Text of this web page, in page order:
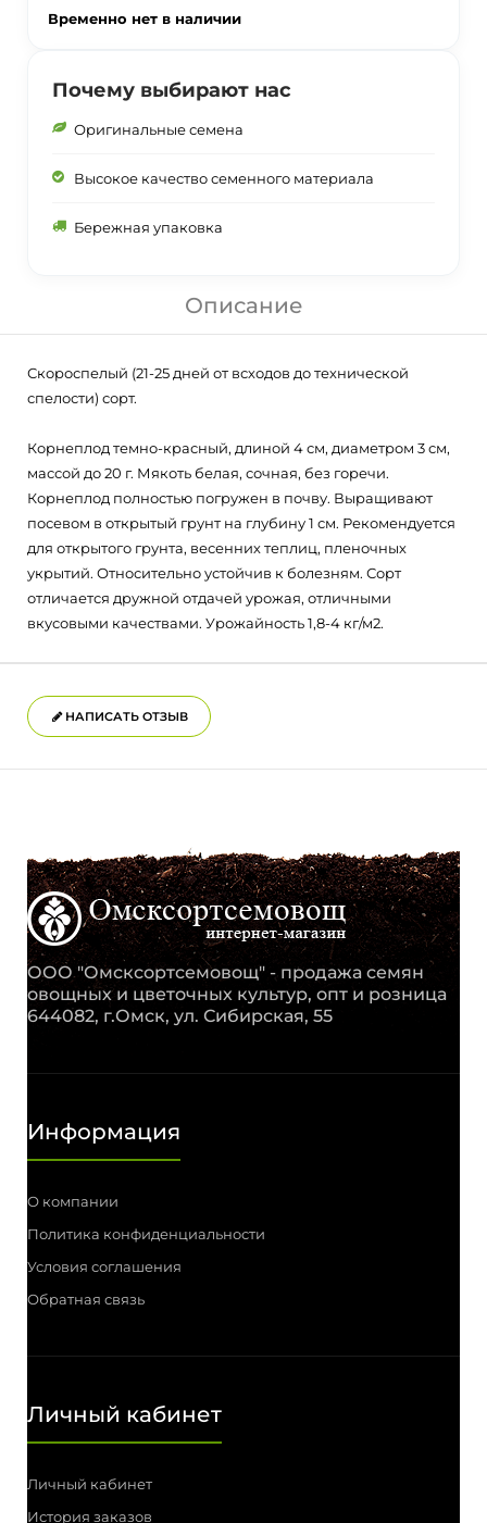
Временно нет в наличии
Почему выбирают нас
Оригинальные семена
Высокое качество семенного материала
Бережная упаковка
Описание
Скороспелый (21-25 дней от всходов до технической
спелости) сорт.
Корнеплод темно-красный, длиной 4 см, диаметром 3 см,
массой до 20 г. Мякоть белая, сочная, без горечи.
Корнеплод полностью погружен в почву. Выращивают
посевом в открытый грунт на глубину 1 см. Рекомендуется
для открытого грунта, весенних теплиц, пленочных
укрытий. Относительно устойчив к болезням. Сорт
отличается дружной отдачей урожая, отличными
вкусовыми качествами. Урожайность 1,8-4 кг/м2.
НАПИСАТЬ ОТЗЫВ
ООО "Омсксортсемовощ" - продажа семян
овощных и цветочных культур, опт и розница
644082, г.Омск, ул. Сибирская, 55
Информация
О компании
Политика конфиденциальности
Условия соглашения
Обратная связь
Личный кабинет
Личный кабинет
История заказов